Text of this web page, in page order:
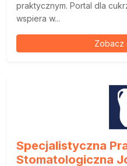
praktycznym. Portal dla
wspiera w...
Zobacz
Specjalistyczna
Stomatologiczna